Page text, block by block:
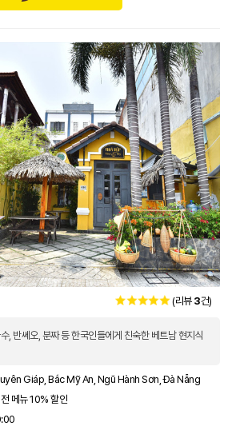
(리뷰3건)
, 반쎄오, 분짜 등 한국인들에게 친숙한 베트남 현지식
Giáp, Bắc Mỹ An, Ngũ Hành Sơn, Đà Nẵng
메뉴 10% 할인